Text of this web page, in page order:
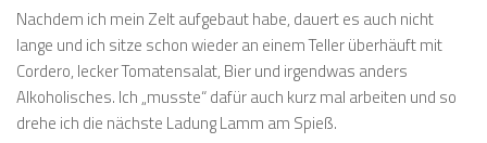
Nachdem ich mein Zelt aufgebaut habe, dauert es auch nicht
lange und ich sitze schon wieder an einem Teller überhäuft mit
Cordero, lecker Tomatensalat, Bier und irgendwas anders
Alkoholisches. Ich „musste“ dafür auch kurz mal arbeiten und so
drehe ich die nächste Ladung Lamm am Spieß.